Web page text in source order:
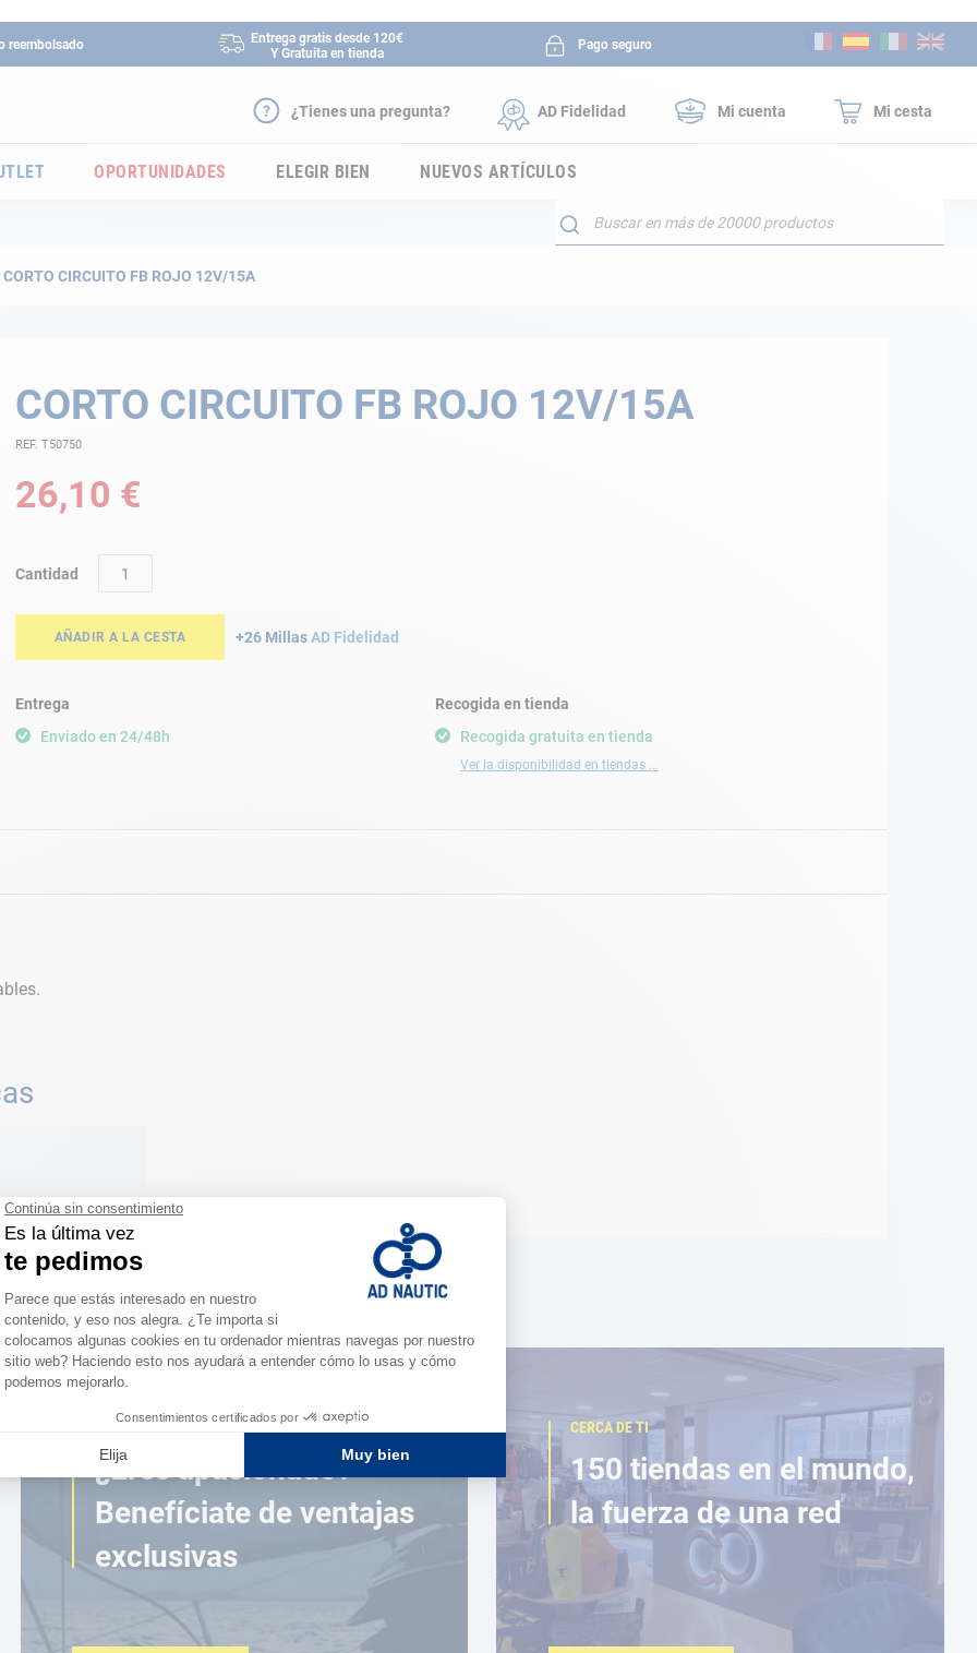
reembolsado
Entrega gratis desde 120€
Y Gratuita en tienda
Pago seguro
¿Tienes una pregunta? AD Fidelidad Mi cuenta Mi cesta
OPORTUNIDADES ELEGIR BIEN NUEVOS ARTÍCULOS
Buscar
CORTO CIRCUITO FB ROJO 12V/15A
CORTO CIRCUITO FB ROJO 12V/15A
REF. T50750
26,10 €
Cantidad
AÑADIR A LA CESTA +26 MillasAD Fidelidad
Entrega
Enviado en 24/48h
Recogida gratuita en tienda
Ver la disponibilidad en tiendas ...
Recogida en tienda
ESPACIO FIDELIDAD
¿Eres apasionado?
Benefíciate de ventajas
exclusivas
CERCA DE TI
150 tiendas en el mundo,
la fuerza de una red